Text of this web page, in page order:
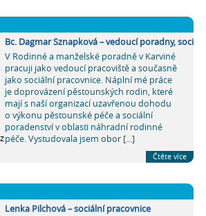
Bc. Dagmar Sznapková – vedoucí poradny,
V Rodinné a manželské poradně v Karviné
pracuji jako vedoucí pracoviště a současně
jako sociální pracovnice. Náplní mé práce
je doprovázení pěstounských rodin, které
mají s naší organizací uzavřenou dohodu
o výkonu pěstounské péče a sociální
poradenství v oblasti náhradní rodinné
péče. Vystudovala jsem obor [...]
Čtěte více
Lenka Pilchová – sociální pracovnice